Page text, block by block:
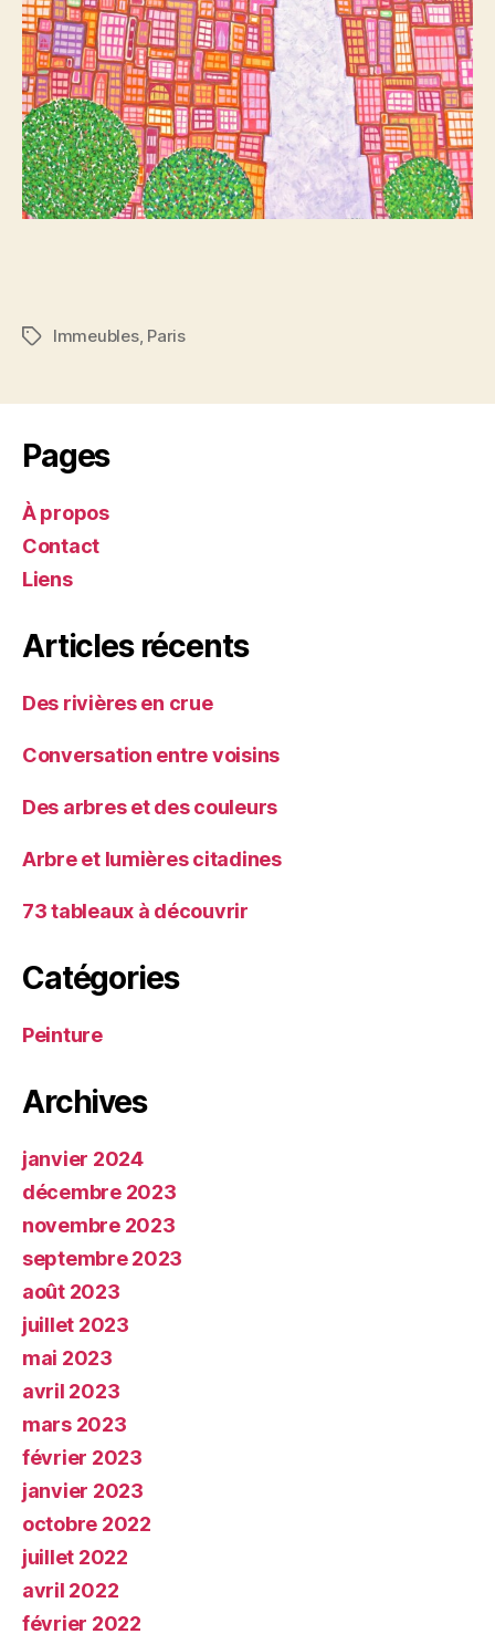
Étiquettes
Immeubles, Paris
Pages
À propos
Contact
Liens
Articles récents
Des rivières en crue
Conversation entre voisins
Des arbres et des couleurs
Arbre et lumières citadines
73 tableaux à découvrir
Catégories
Peinture
Archives
janvier 2024
décembre 2023
novembre 2023
septembre 2023
août 2023
juillet 2023
mai 2023
avril 2023
mars 2023
février 2023
janvier 2023
octobre 2022
juillet 2022
avril 2022
février 2022